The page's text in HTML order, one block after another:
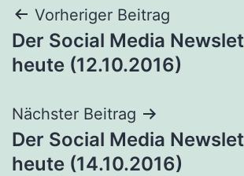
Beitragsnavigation
Vorheriger Beitrag
Der Social Media
heute (12.10.2016)
Nächster Beitrag
Der Social Media
heute (14.10.2016)